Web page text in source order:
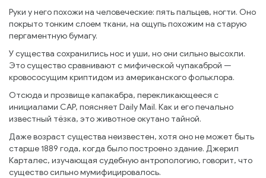
Руки у него похожи на человеческие: пять пальцев, ногти. Оно
покрыто тонким слоем ткани, на ощупь похожим на старую
пергаментную бумагу.
У существа сохранились нос и уши, но они сильно высохли.
Это существо сравнивают с мифической чупакаброй —
кровососущим криптидом из американского фольклора.
Отсюда и прозвище капакабра, перекликающееся с
инициалами CAP, поясняет Daily Mail. Как и его печально
известный тёзка, это животное окутано тайной.
Даже возраст существа неизвестен, хотя оно не может быть
старше 1889 года, когда было построено здание. Джерил
Карталес, изучающая судебную антропологию, говорит, что
существо сильно мумифицировалось.